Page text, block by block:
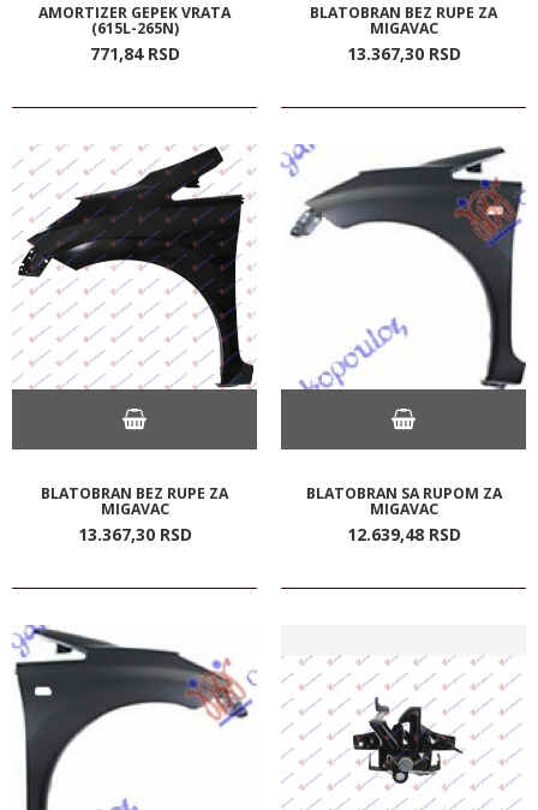
AMORTIZER GEPEK VRATA
(615L-265N)
771,84 RSD
BLATOBRAN BEZ RUPE ZA
MIGAVAC
13.367,30 RSD
BLATOBRAN BEZ RUPE ZA
MIGAVAC
13.367,30 RSD
BLATOBRAN SA RUPOM ZA
MIGAVAC
12.639,48 RSD